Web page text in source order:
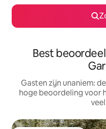
Best
Gasten zijn unaniem:
hoge beoordeling voor